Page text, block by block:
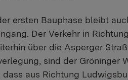
ersten Bauphase bleibt
Der Verkehr in
über die Asperger
sind der Gröninger
aus Richtung